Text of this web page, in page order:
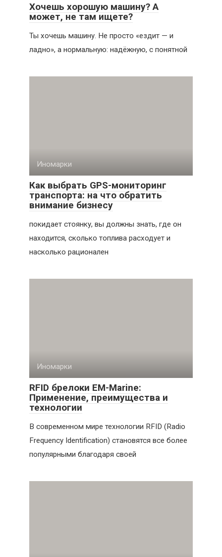
Хочешь хорошую машину? А
может, не там ищете?
Ты хочешь машину. Не просто «ездит — и
ладно», а нормальную: надёжную, с понятной
Иномарки
Как выбрать GPS-мониторинг
транспорта: на что обратить
внимание бизнесу
покидает стоянку, вы должны знать, где он
находится, сколько топлива расходует и
насколько рационален
Иномарки
RFID брелоки EM-Marine:
Применение, преимущества и
технологии
В современном мире технологии RFID (Radio
Frequency Identification) становятся все более
популярными благодаря своей